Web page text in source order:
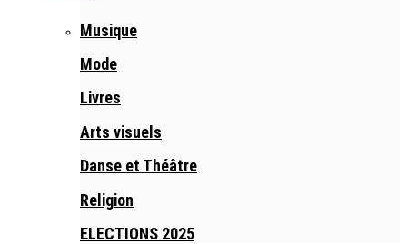
Musique
Mode
Livres
Arts visuels
Danse et Théâtre
Religion
ELECTIONS 2025